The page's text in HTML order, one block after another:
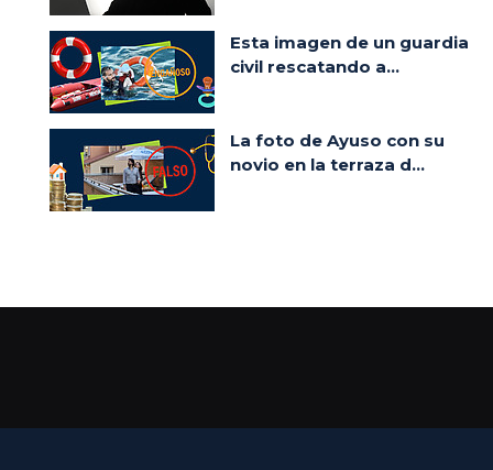
Esta imagen de un guardia
civil rescatando a...
La foto de Ayuso con su
novio en la terraza d...